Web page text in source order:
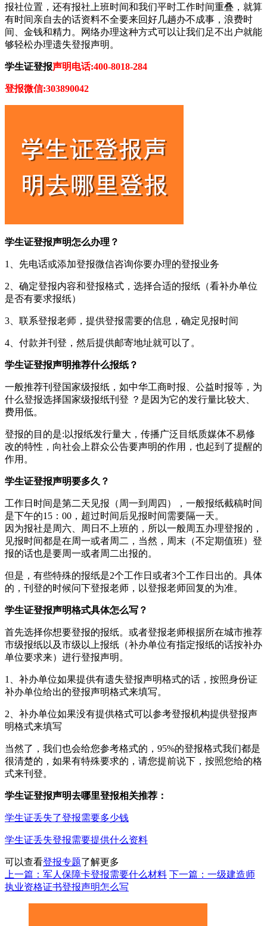
报社位置，还有报社上班时间和我们平时工作时间重叠，就算
有时间亲自去的话资料不全要来回好几趟办不成事，浪费时
间、金钱和精力。网络办理这种方式可以让我们足不出户就能
够轻松办理遗失登报声明。
学生证登报声明电话:400-8018-284
登报微信:303890042
学生证登报声明怎么办理？
1、先电话或添加登报微信咨询你要办理的登报业务
2、确定登报内容和登报格式，选择合适的报纸（看补办单位
是否有要求报纸）
3、联系登报老师，提供登报需要的信息，确定见报时间
4、付款并刊登，然后提供邮寄地址就可以了。
学生证登报声明推荐什么报纸？
一般推荐刊登国家级报纸，如中华工商时报、公益时报等，为
什么登报选择国家级报纸刊登 ？是因为它的发行量比较大、
费用低。
登报的目的是:以报纸发行量大，传播广泛目纸质媒体不易修
改的特性，向社会上群众公告要声明的作用，也起到了提醒的
作用。
学生证登报声明要多久？
工作日时间是第二天见报（周一到周四），一般报纸截稿时间
是下午的15：00，超过时间后见报时间需要隔一天。
因为报社是周六、周日不上班的，所以一般周五办理登报的，
见报时间都是在周一或者周二，当然，周末（不定期值班）登
报的话也是要周一或者周二出报的。
但是，有些特殊的报纸是2个工作日或者3个工作日出的。具体
的，刊登的时候问下登报老师，以登报老师回复的为准。
学生证登报声明格式具体怎么写？
首先选择你想要登报的报纸。或者登报老师根据所在城市推荐
市级报纸以及市级以上报纸（补办单位有指定报纸的话按补办
单位要求来）进行登报声明。
1、补办单位如果提供有遗失登报声明格式的话，按照身份证
补办单位给出的登报声明格式来填写。
2、补办单位如果没有提供格式可以参考登报机构提供登报声
明格式来填写
当然了，我们也会给您参考格式的，95%的登报格式我们都是
很清楚的，如果有特殊要求的，请您提前说下，按照您给的格
式来刊登。
学生证登报声明去哪里登报相关推荐：
学生证丢失了登报需要多少钱
学生证丢失登报需要提供什么资料
可以查看登报专题了解更多
上一篇：军人保障卡登报需要什么材料 下一篇：一级建造师
执业资格证书登报声明怎么写